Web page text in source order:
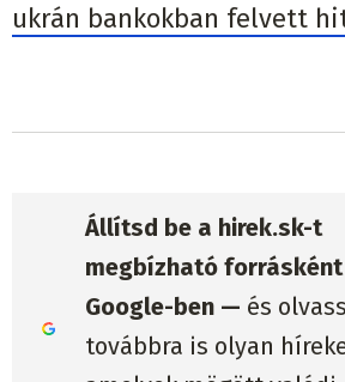
ukrán bankokban felvett
Állítsd be a hirek.sk-t
megbízható
Google-ben — és olvass
továbbra is olyan